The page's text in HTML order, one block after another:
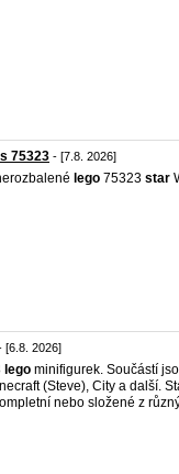
75323 - [7.8. 2026]
lego 75323 star
[6.8. 2026]
lego minifigurek. Součástí
(Steve), City a další.
nebo složené z